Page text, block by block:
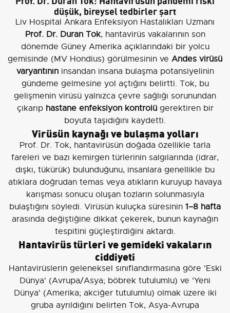
düşük, bireysel tedbirler şart
Liv Hospital Ankara Enfeksiyon Hastalıkları Uzmanı
Prof. Dr. Duran Tok, hantavirüs vakalarının son
dönemde Güney Amerika açıklarındaki bir yolcu
gemisinde (MV Hondius) görülmesinin ve Andes virüsü
varyantınıninsandan insana bulaşma potansiyelinin
gündeme gelmesine yol açtığını belirtti. Tok, bu
gelişmenin virüsü yalnızca çevre sağlığı sorunundan
çıkarıp hastane enfeksiyon kontrolügerektiren bir
boyuta taşıdığını kaydetti.
Virüsün kaynağı ve bulaşma yolları
Prof. Dr. Tok, hantavirüsün doğada özellikle tarla
fareleri ve bazı kemirgen türlerinin salgılarında (idrar,
dışkı, tükürük) bulunduğunu, insanlara genellikle bu
atıklara doğrudan temas veya atıkların kuruyup havaya
karışması sonucu oluşan tozların solunmasıyla
bulaştığını söyledi. Virüsün kuluçka süresinin 1–8 hafta
arasında değiştiğine dikkat çekerek, bunun kaynağın
tespitini güçleştirdiğini aktardı.
Hantavirüs türleri ve gemideki vakaların
ciddiyeti
Hantavirüslerin geleneksel sınıflandırmasına göre 'Eski
Dünya' (Avrupa/Asya; böbrek tutulumlu) ve 'Yeni
Dünya' (Amerika; akciğer tutulumlu) olmak üzere iki
gruba ayrıldığını belirten Tok, Asya-Avrupa